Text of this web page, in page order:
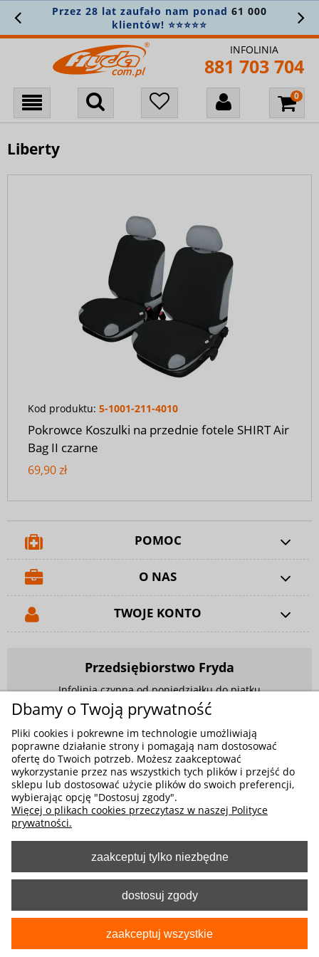
Przez 28 lat zaufało nam ponad 61 000
klientów! ⭐⭐⭐⭐⭐
INFOLINIA
881 703 704
Liberty
Kod produktu: 5-1001-211-4010
Pokrowce Koszulki na przednie fotele SHIRT Air
Bag II czarne
69,90 zł
POMOC
O NAS
TWOJE KONTO
Przedsiębiorstwo Fryda
Infolinia czynna od poniedziałku do piątku
w godzinach 9.00 - 17.00
881 703 704
E-mail:sklep@fryda.com.pl
Sklepy stacjonarne:
ul. Składowa 26, 34-400 Nowy Targ
ul. Żywiecka 91, 43-300 Bielsko-Biała
MOŻLIWE FORMY PŁATNOŚCI
pokaż pełną wersję strony
Dbamy o Twoją prywatność
Pliki cookies i pokrewne im technologie umożliwiają
poprawne działanie strony i pomagają nam dostosować
ofertę do Twoich potrzeb. Możesz zaakceptować
wykorzystanie przez nas wszystkich tych plików i przejść do
sklepu lub dostosować użycie plików do swoich preferencji,
wybierając opcję "Dostosuj zgody".
Więcej o plikach cookies przeczytasz w naszej Polityce
prywatności.
zaakceptuj tylko niezbędne
dostosuj zgody
zaakceptuj wszystkie